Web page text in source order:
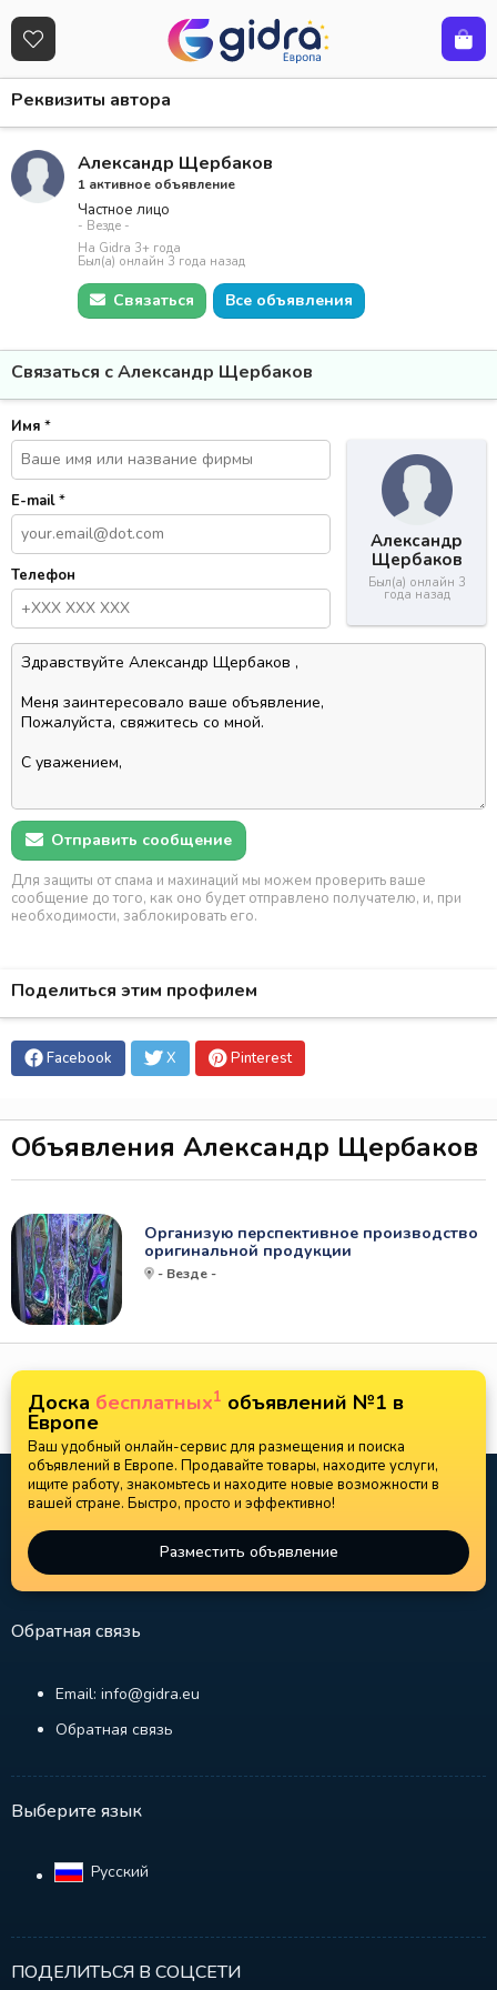
Реквизиты автора
Александр Щербаков
1 активное объявление
Частное лицо
- Везде -
На Gidra 3+ года
Был(а) онлайн 3 года назад
Связаться Все объявления
Связаться с Александр Щербаков
Александр
Щербаков
Был(а) онлайн 3
года назад
Имя *
E-mail*
Телефон
Отправить сообщение
Для защиты от спама и махинаций мы можем проверить ваше
сообщение до того, как оно будет отправлено получателю, и, при
необходимости, заблокировать его.
Поделиться этим профилем
Facebook X Pinterest
Объявления Александр Щербаков
Организую перспективное производство
оригинальной продукции
- Везде -
Доска бесплатных1 объявлений №1 в
Европе
Ваш удобный онлайн-сервис для размещения и поиска
объявлений в Европе. Продавайте товары, находите услуги,
ищите работу, знакомьтесь и находите новые возможности в
вашей стране. Быстро, просто и эффективно!
Разместить объявление
Обратная связь
Email: info@gidra.eu
Обратная связь
Выберите язык
Русский‎
ПОДЕЛИТЬСЯ В СОЦСЕТИ